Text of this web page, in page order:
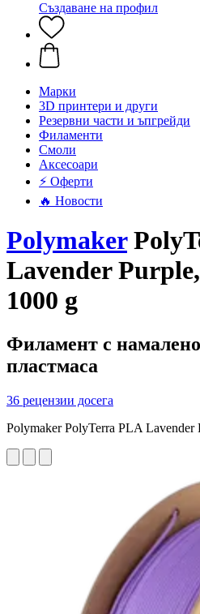
Създаване на профил
Mарки
3D принтери и други
Резервни части и ъпгрейди
Филаменти
Смоли
Аксесоари
⚡ Оферти
🔥 Новости
Polymaker
Lavender
1000 g
Филамент с
пластмаса
36 рецензии досега
Polymaker PolyTerra PLA Lavender